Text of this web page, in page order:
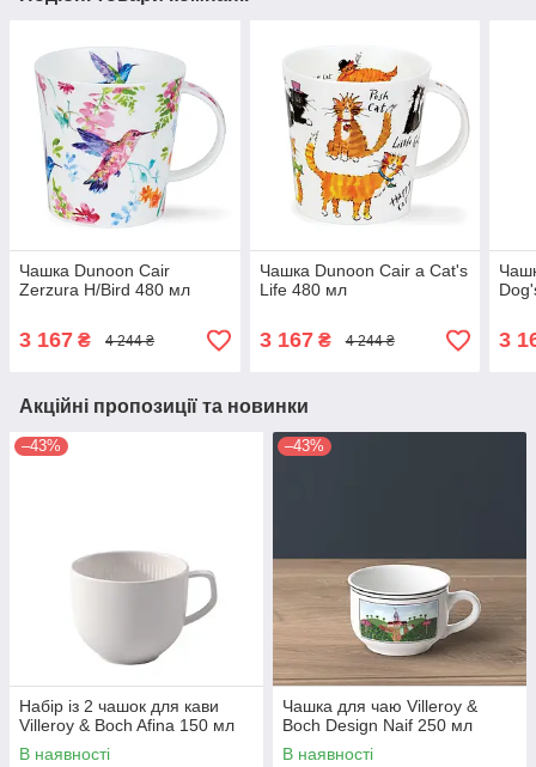
Чашка Dunoon Cair
Zerzura H/Bird 480 мл
3 167 ₴ 4 244 ₴
Чашка Dunoon Cair a Cat's
Life 480 мл
3 167₴ 4 244 ₴ 3
Акційні пропозиції та новинки
–43%
Набір із 2 чашок для кави
Villeroy & Boch Afina 150 мл
В наявності
–43%
Чашка для чаю Villeroy &
Boch Design Naif 250 мл
В наявності